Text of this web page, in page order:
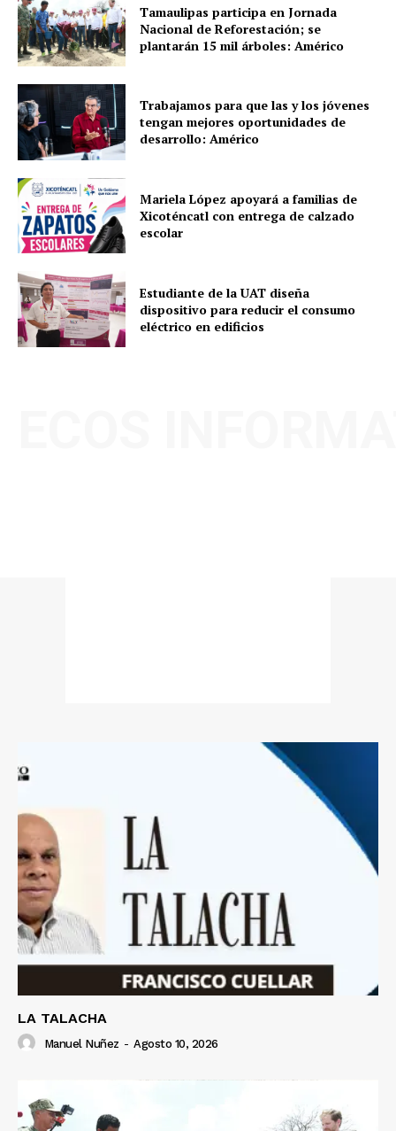
Tamaulipas participa en Jornada
Nacional de Reforestación; se
plantarán 15 mil árboles: Américo
Trabajamos para que las y los jóvenes
tengan mejores oportunidades de
desarrollo: Américo
Mariela López apoyará a familias de
Xicoténcatl con entrega de calzado
escolar
Estudiante de la UAT diseña
dispositivo para reducir el consumo
eléctrico en edificios
LA TALACHA
Manuel Nuñez - Agosto 10, 2026